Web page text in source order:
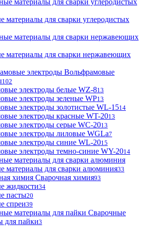
материалы для сварки углеродистых
материалы для сварки нержавеющих
Вольфрамовые
102
электроды белые WZ-813
электроды зеленые WP13
электроды золотистые WL-1514
электроды красные WT-2013
электроды серые WC-2013
электроды лиловые WGLa7
электроды синие WL-2015
электроды темно-синие WY-2014
материалы для сварки алюминия33
Сварочная химия93
жидкости34
пасты20
спреи39
Сварочные
для пайки3